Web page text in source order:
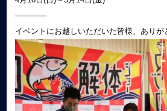
――――
イベントにお越しいただいた皆様、ありが